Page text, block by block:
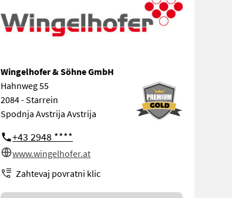
Wingelhofer & Söhne GmbH
Hahnweg 55
2084 - Starrein
Spodnja Avstrija Avstrija
+43 2948 ****
www.wingelhofer.at
Zahtevaj povratni klic